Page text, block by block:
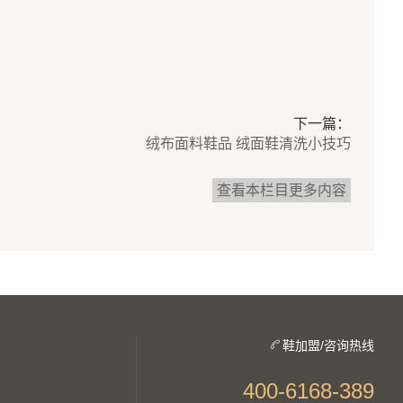
下一篇：
绒布面料鞋品 绒面鞋清洗小技巧
查看本栏目更多内容
鞋加盟/咨询热线
400-6168-389